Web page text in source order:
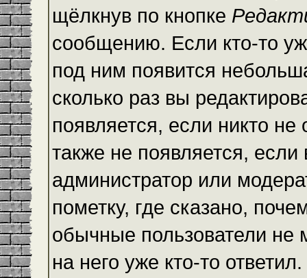
щёлкнув по кнопке
сообщению. Если кто-то
под ним появится
сколько раз вы
появляется, если никто
также не появляется,
администратор или
пометку, где сказано,
обычные пользователи не
на него уже кто-то ответил.